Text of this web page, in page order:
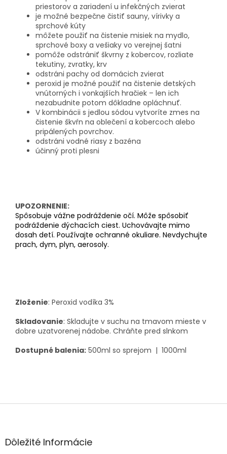
priestorov a zariadení u infekčných zvierat
je možné bezpečne čistiť sauny, vírivky a
sprchové kúty
môžete použiť na čistenie misiek na mydlo,
sprchové boxy a vešiaky vo verejnej šatni
pomôže odstrániť škvrny z kobercov, rozliate
tekutiny, zvratky, krv
odstráni pachy od domácich zvierat
peroxid je možné použiť na čistenie detských
vnútorných i vonkajších hračiek – len ich
nezabudnite potom dôkladne opláchnuť.
V kombinácii s jedlou sódou vytvoríte zmes na
čistenie škvŕn na oblečení a kobercoch alebo
pripálených povrchov.
odstráni vodné riasy z bazéna
účinný proti plesni
UPOZORNENIE:
Spôsobuje vážne podráždenie očí. Môže spôsobiť
podráždenie dýchacích ciest. Uchovávajte mimo
dosah detí. Používajte ochranné okuliare. Nevdychujte
prach, dym, plyn, aerosoly.
Zloženie: Peroxid vodíka 3%
Skladovanie: Skladujte v suchu na tmavom mieste v
dobre uzatvorenej nádobe. Chráňte pred slnkom
Dostupné balenia: 500ml so sprejom | 1000ml
Z
äDôležité Informácie